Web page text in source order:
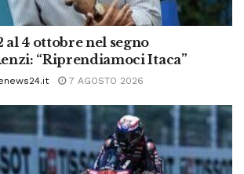
al 4 ottobre nel segno
“Riprendiamoci Itaca”
7 AGOSTO 2026